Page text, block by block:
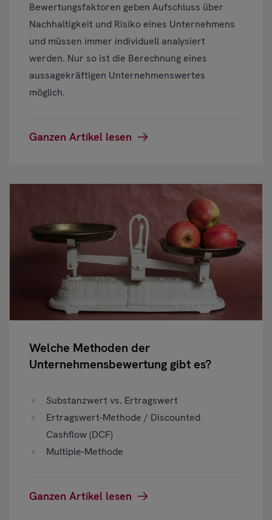
Bewertungsfaktoren geben Aufschluss über
Nachhaltigkeit und Risiko eines Unternehmens
und müssen immer individuell analysiert
werden. Nur so ist die Berechnung eines
aussagekräftigen Unternehmenswertes
möglich.
Ganzen Artikel lesen
Welche Methoden der
Unternehmensbewertung gibt es?
Substanzwert vs. Ertragswert
Ertragswert-Methode / Discounted
Cashflow (DCF)
Multiple-Methode
Ganzen Artikel lesen